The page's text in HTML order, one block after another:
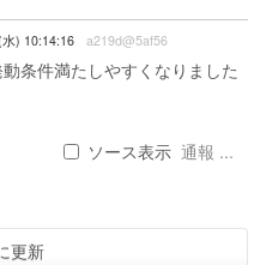
) 10:14:16 a219d@5af56
条件満たしやすくなりました
ソース表示 通報 ...
更新